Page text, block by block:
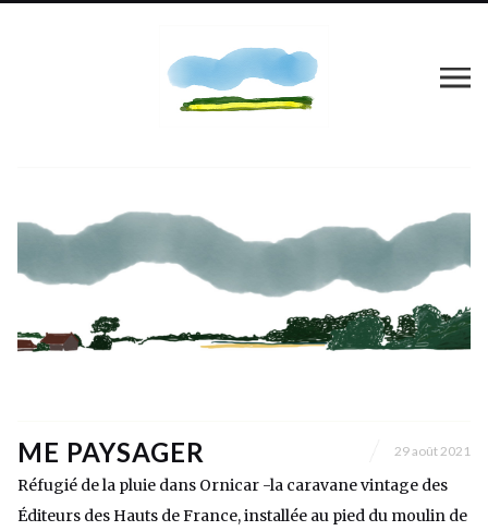
ME PAYSAGER 29 août 2021
Réfugié de la pluie dans Ornicar -la caravane vintage des
Éditeurs des Hauts de France, installée au pied du moulin de